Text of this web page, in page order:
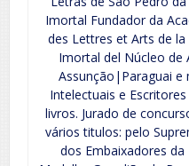
Imortal Fundador da
des Lettres et Arts de
Imortal del Núcleo de
Assunção|Paraguai e
Intelectuais e
livros. Jurado de
vários titulos: pelo
dos Embaixadores da